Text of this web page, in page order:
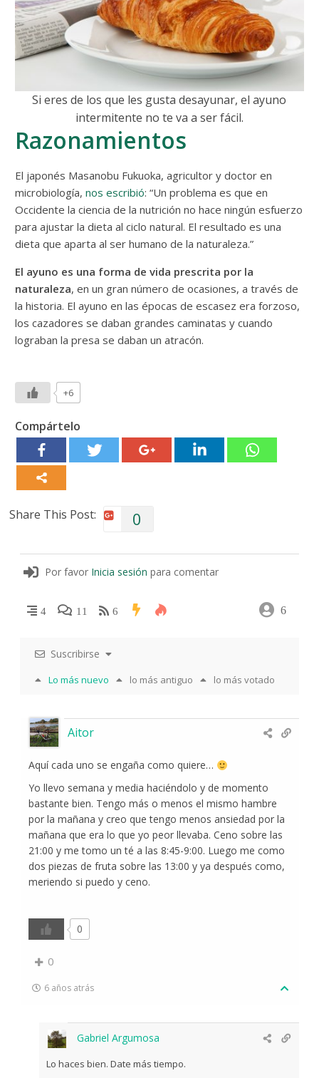
Si eres de los que les gusta desayunar, el ayuno
intermitente no te va a ser fácil.
Razonamientos
El japonés Masanobu Fukuoka, agricultor y doctor en
microbiología,nos escribió: “Un problema es que en
Occidente la ciencia de la nutrición no hace ningún esfuerzo
para ajustar la dieta al ciclo natural. El resultado es una
dieta que aparta al ser humano de la naturaleza.”
El ayuno es una forma de vida prescrita por la
naturaleza, en un gran número de ocasiones, a través de
la historia. El ayuno en las épocas de escasez era forzoso,
los cazadores se daban grandes caminatas y cuando
lograban la presa se daban un atracón.
+6
Compártelo
Share This Post: 0
Por favor Inicia sesión para comentar
4 11 6 6
Suscribirse
Lo más nuevo lo más antiguo lo más votado
Aitor
Aquí cada uno se engaña como quiere…
Yo llevo semana y media haciéndolo y de momento
bastante bien. Tengo más o menos el mismo hambre
por la mañana y creo que tengo menos ansiedad por la
mañana que era lo que yo peor llevaba. Ceno sobre las
21:00 y me tomo un té a las 8:45-9:00. Luego me como
dos piezas de fruta sobre las 13:00 y ya después como,
meriendo si puedo y ceno.
0
0
6 años atrás
Gabriel Argumosa
Lo haces bien. Date más tiempo.